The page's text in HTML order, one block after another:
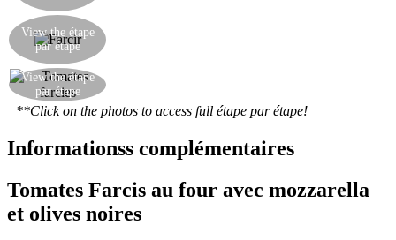
View the étape
par étape
View the étape
par étape
**Click on the photos to access full étape par étape!
Informationss complémentaires
Tomates Farcis au four avec mozzarella
et olives noires